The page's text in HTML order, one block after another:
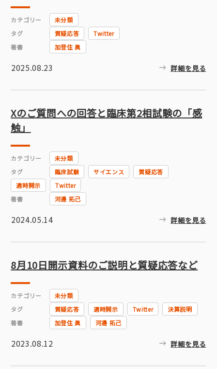
カテゴリー
未分類
タグ
質疑応答
Twitter
著書
加登住 眞
2025.08.23 詳細を見る
Xのご質問への回答と臨床第2相試験の「感
触」
カテゴリー
未分類
タグ
臨床試験 サイエンス
質疑応答
適時開示
Twitter
著書
河邊 拓己
2024.05.14 詳細を見る
8月10日開示資料のご説明と質疑応答など
カテゴリー
未分類
タグ
質疑応答 適時開示 Twitter
決算説明
著書
加登住 眞 河邊 拓己
2023.08.12 詳細を見る